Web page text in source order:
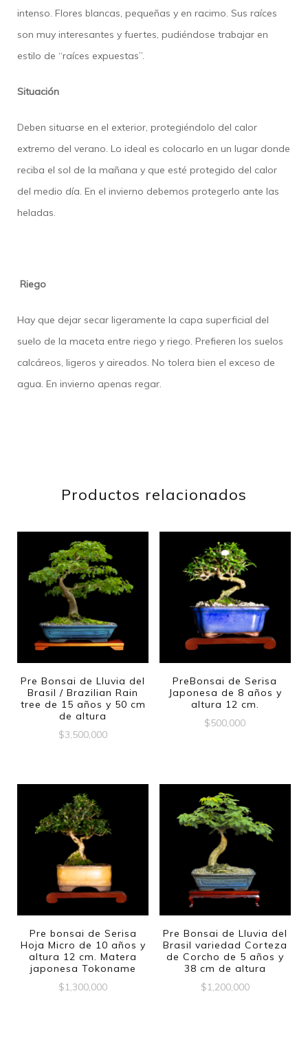
intenso. Flores blancas, pequeñas y en racimo. Sus raíces
son muy interesantes y fuertes, pudiéndose trabajar en
estilo de “raíces expuestas”.
Situación
Deben situarse en el exterior, protegiéndolo del calor
extremo del verano. Lo ideal es colocarlo en un lugar donde
reciba el sol de la mañana y que esté protegido del calor
del medio día. En el invierno debemos protegerlo ante las
heladas.
Riego
Hay que dejar secar ligeramente la capa superficial del
suelo de la maceta entre riego y riego. Prefieren los suelos
calcáreos, ligeros y aireados. No tolera bien el exceso de
agua. En invierno apenas regar.
Productos relacionados
Pre Bonsai de Lluvia del
Brasil / Brazilian Rain
tree de 15 años y 50 cm
de altura
$3,500,000
PreBonsai de Serisa
Japonesa de 8 años y
altura 12 cm.
$500,000
Pre bonsai de Serisa
Hoja Micro de 10 años y
altura 12 cm. Matera
japonesa Tokoname
$1,300,000
Pre Bonsai de Lluvia del
Brasil variedad Corteza
de Corcho de 5 años y
38 cm de altura
$1,200,000